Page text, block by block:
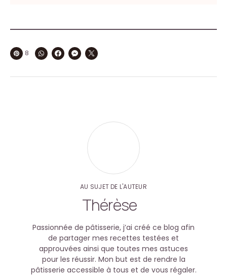
8
AU SUJET DE L'AUTEUR
Thérèse
Passionnée de pâtisserie, j’ai créé ce blog afin
de partager mes recettes testées et
approuvées ainsi que toutes mes astuces
pour les réussir. Mon but est de rendre la
pâtisserie accessible à tous et de vous régaler.